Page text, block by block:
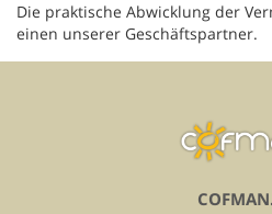
Die praktische Abwicklung der
einen unserer Geschäftspartner.